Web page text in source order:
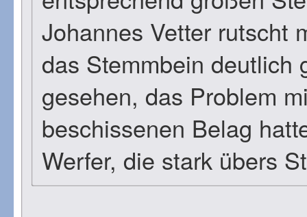
Johannes Vetter rutscht
das Stemmbein deutlich
gesehen, das Problem
beschissenen Belag
Werfer, die stark übers